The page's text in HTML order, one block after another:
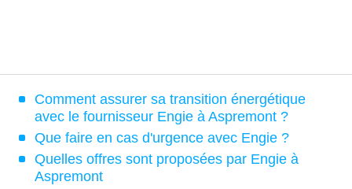
Comment assurer sa transition énergétique
avec le fournisseur Engie à Aspremont ?
Que faire en cas d'urgence avec Engie ?
Quelles offres sont proposées par Engie à
Aspremont